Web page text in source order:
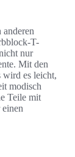
T-
nur
Mit den
wird es leicht,
modisch
Teile mit